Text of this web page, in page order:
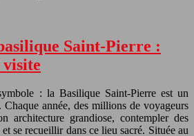
Saint-Pierre :
: la Basilique Saint-Pierre est un
année, des millions de voyageurs
architecture grandiose, contempler des
se recueillir dans ce lieu sacré. Située au